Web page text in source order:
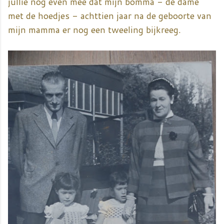
met de hoedjes - achttien jaar na de geboorte van
mijn mamma er nog een tweeling bijkreeg.